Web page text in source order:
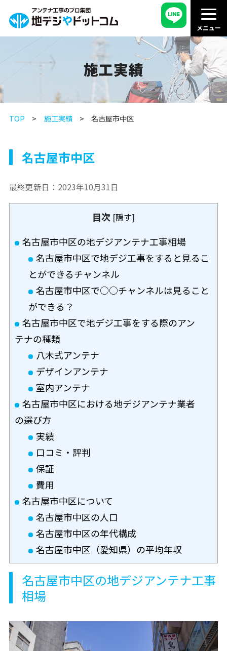
施工実績
TOP 施工実績 名古屋市中区
名古屋市中区
最終更新日： 2023年10月31日
目次 [隠す]
名古屋市中区の地デジアンテナ工事相場
名古屋市中区で地デジ工事をすると見るこ
とができるチャンネル
名古屋市中区で○○チャンネルは見ること
ができる？
名古屋市中区で地デジ工事をする際のアン
テナの種類
八木式アンテナ
デザインアンテナ
室内アンテナ
名古屋市中区における地デジアンテナ業者
の選び方
実績
口コミ・評判
保証
費用
名古屋市中区について
名古屋市中区の人口
名古屋市中区の年代構成
名古屋市中区（愛知県）の平均年収
名古屋市中区の地デジアンテナ工事
相場